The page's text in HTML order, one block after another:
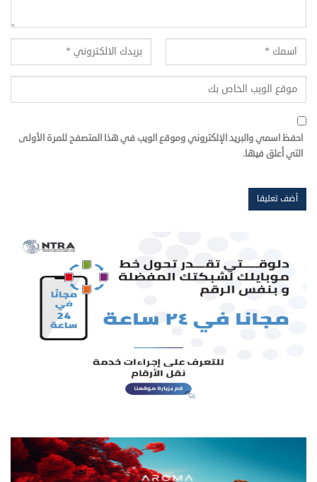
احفظ اسمي والبريد الإلكتروني وموقع الويب في هذا المتصفح للمرة الأولى
التي أعلق فيها.